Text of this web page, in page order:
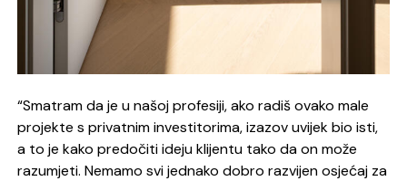
“Smatram da je u našoj profesiji, ako radiš ovako male
projekte s privatnim investitorima, izazov uvijek bio isti,
a to je kako predočiti ideju klijentu tako da on može
razumjeti. Nemamo svi jednako dobro razvijen osjećaj za